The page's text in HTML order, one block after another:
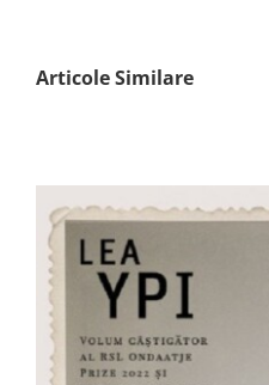
Articole Similare